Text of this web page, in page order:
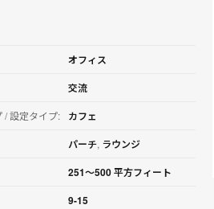
オフィス
交流
/ 設定タイプ: カフェ
パーチ, ラウンジ
251〜500 平方フィート
9-15